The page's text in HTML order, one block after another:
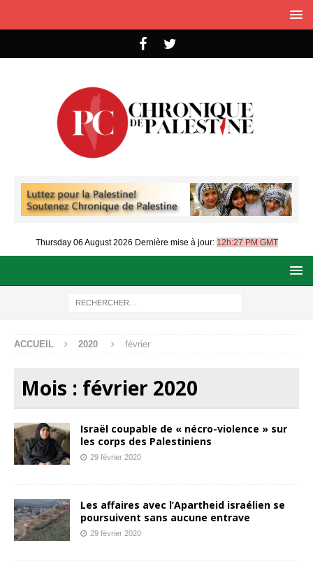
Thursday 06 August 2026 Dernière mise à jour: 12h:27 PM GMT
ACCUEIL 2020 février
Mois : février 2020
Israël coupable de « nécro-violence » sur
les corps des Palestiniens
29 février 2020
Les affaires avec l’Apartheid israélien se
poursuivent sans aucune entrave
29 février 2020